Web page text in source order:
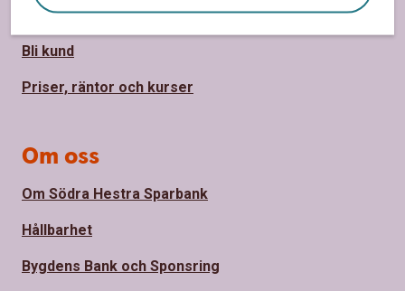
Hitta bankkontor
Bli kund
Priser, räntor och kurser
Om oss
Om Södra Hestra Sparbank
Hållbarhet
Bygdens Bank och Sponsring